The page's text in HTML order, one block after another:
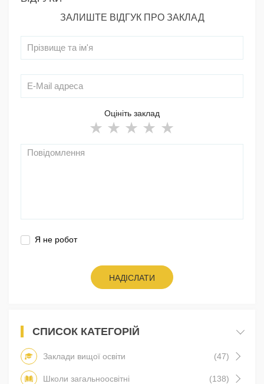
ЗАЛИШТЕ ВІДГУК ПРО ЗАКЛАД
Оцініть заклад
Я не робот
НАДІСЛАТИ
СПИСОК КАТЕГОРІЙ
Заклади вищої освіти (47)
Школи загальноосвітні (138)